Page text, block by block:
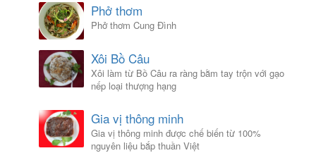
Phở thơm
Phở thơm Cung Đình
Xôi Bồ Câu
Xôi làm từ Bồ Câu ra ràng bằm tay trộn với gạo
nếp loại thượng hạng
Gia vị thông minh
Gia vị thông minh được chế biến từ 100%
nguyên liệu bắp thuần Việt